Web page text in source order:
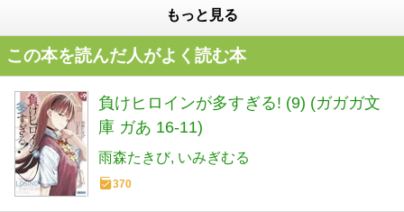
もっと見る
この本を読んだ人がよく読む本
負けヒロインが多すぎる! (9) (ガガガ文
庫 ガあ 16-11)
雨森たきび いみぎむる
370